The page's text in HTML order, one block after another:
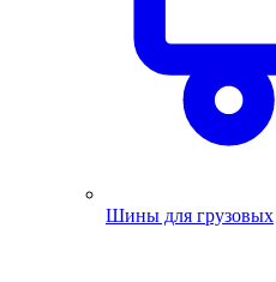
Шины для грузовых